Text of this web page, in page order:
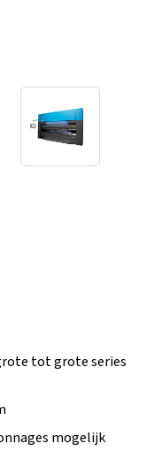
tot grote series
mogelijk